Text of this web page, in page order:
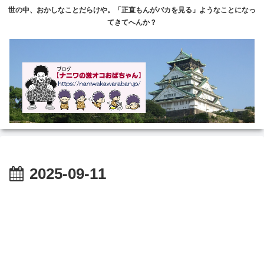
世の中、おかしなことだらけや。「正直もんがバカを見る」ようなことになっ
てきてへんか？
2025-09-11